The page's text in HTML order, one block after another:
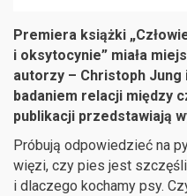
Premiera książki
i oksytocynie” miała
autorzy – Christoph Jung
badaniem relacji między
publikacji przedstawiają
Próbują odpowiedzieć na
więzi, czy pies jest
i dlaczego kochamy psy.